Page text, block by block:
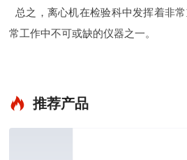
总之，离心机在检验科中发挥着非
常工作中不可或缺的仪器之一。
推荐产品